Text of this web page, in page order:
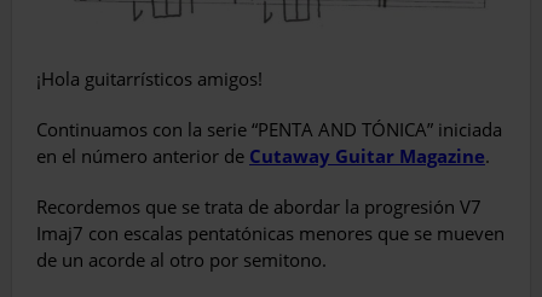
¡Hola guitarrísticos amigos!
Continuamos con la serie “PENTA AND TÓNICA” iniciada
en el número anterior de Cutaway Guitar Magazine.
Recordemos que se trata de abordar la progresión V7
Imaj7 con escalas pentatónicas menores que se mueven
de un acorde al otro por semitono.